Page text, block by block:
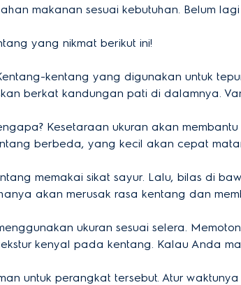
makanan sesuai kebutuhan. Belum
yang nikmat berikut ini!
kentang yang digunakan untuk
berkat kandungan pati di dalamnya.
Kesetaraan ukuran akan membantu
berbeda, yang kecil akan cepat
memakai sikat sayur. Lalu, bilas di
akan merusak rasa kentang dan
ukuran sesuai selera.
kenyal pada kentang. Kalau Anda
untuk perangkat tersebut. Atur waktunya